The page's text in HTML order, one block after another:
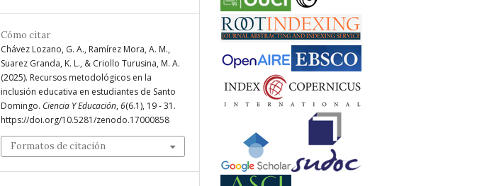
Cómo citar
Chávez Lozano, G. A., Ramírez Mora, A. M.,
Suarez Granda, K. L., & Criollo Turusina, M. A.
(2025). Recursos metodológicos en la
inclusión educativa en estudiantes de Santo
Domingo. Ciencia Y Educación, 6(6.1), 19 - 31.
https://doi.org/10.5281/zenodo.17000858
Formatos de citación